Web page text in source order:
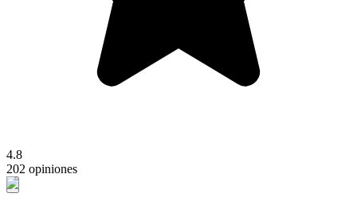
4.8
202 opiniones